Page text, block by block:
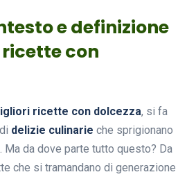
e definizione
con
ricette con dolcezza, si fa
delizie culinarie che sprigionano
da dove parte tutto questo? Da
che si tramandano di generazione